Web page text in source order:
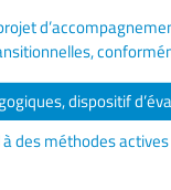
dispositif
des méthodes